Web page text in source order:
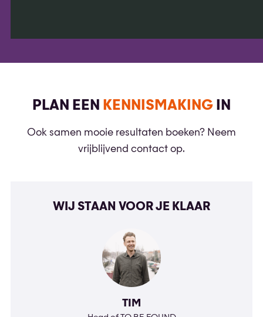
PLAN EEN KENNISMAKING IN
Ook samen mooie resultaten boeken? Neem
vrijblijvend contact op.
WIJ STAAN VOOR JE KLAAR
TIM